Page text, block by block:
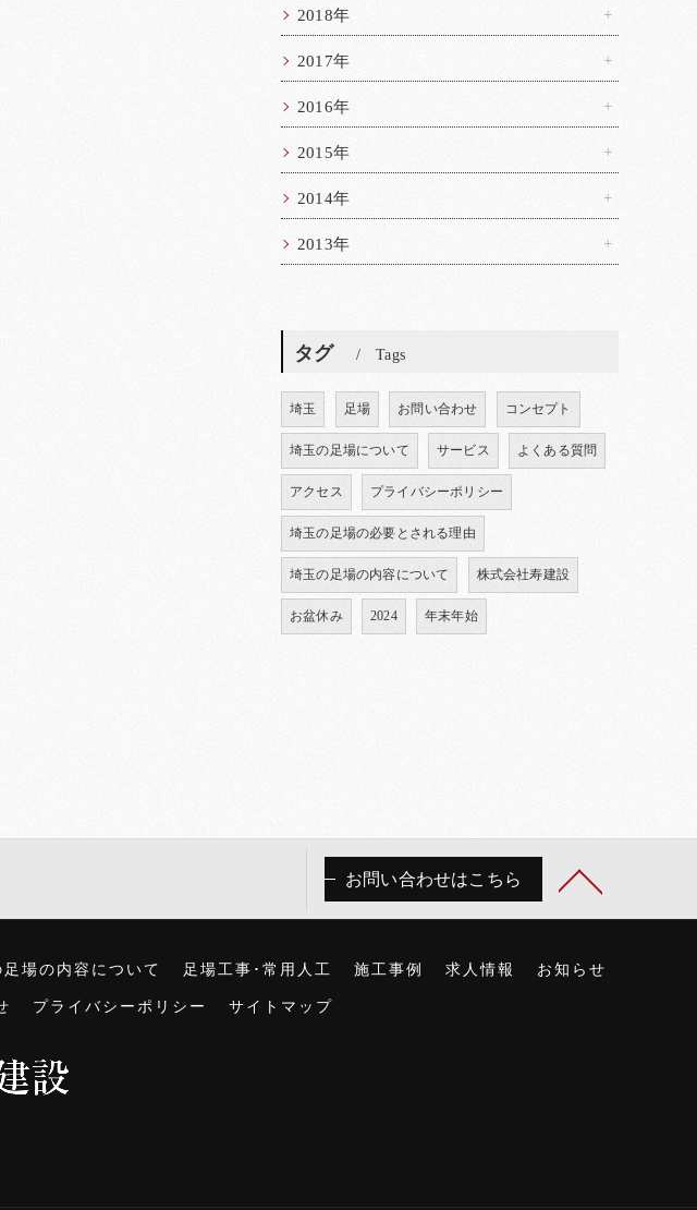
2018年
2017年
2016年
2015年
2014年
2013年
タグ Tags
埼玉 足場 お問い合わせ コンセプト
埼玉の足場について サービス よくある質問
アクセス プライバシーポリシー
埼玉の足場の必要とされる理由
埼玉の足場の内容について 株式会社寿建設
お盆休み 2024 年末年始
お問い合わせはこちら
足場の内容について 足場工事･常用人工 施工事例 求人情報 お知らせ
プライバシーポリシー サイトマップ